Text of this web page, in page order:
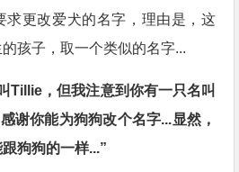
求更改爱犬的名字，理由是，这
孩子，取一个类似的名字...
Tillie，但我注意到你有一只名叫
谢你能为狗狗改个名字...显然，
狗狗的一样...”